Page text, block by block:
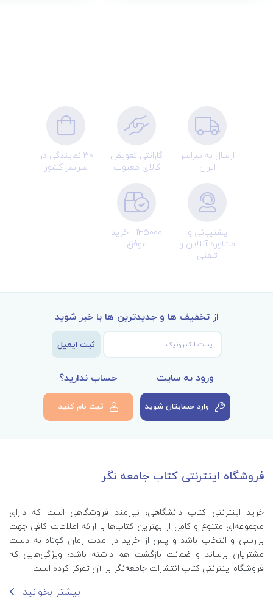
ارسال به سراسر
ایران
گارانتی تعویض
کالای معیوب
30 نمایندگی در
سراسر کشور
پشتیبانی و
مشاوره آنلاین و
تلفنی
135000+ خرید
موفق
از تخفیف ها و جدیدترین ها با خبر شوید
ثبت ایمیل
ورود به سایت
وارد حسابتان شوید
حساب ندارید؟
ثبت نام کنید
فروشگاه اینترنتی کتاب جامعه نگر
خرید اینترنتی کتاب‌ دانشگاهی، نیازمند فروشگاهی است که دارای
مجموعه‌ای متنوع و کامل از بهترین کتاب‌ها با ارائه اطلاعات کافی جهت
بررسی و انتخاب باشد و پس از خرید در مدت زمان کوتاه به دست
مشتریان برساند و ضمانت بازگشت هم داشته باشد؛ ویژگی‌هایی که
فروشگاه اینترنتی کتاب انتشارات جامعه‌نگر بر آن تمرکز کرده است.
بیشتر بخوانید